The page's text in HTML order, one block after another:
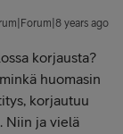
years ago
korjausta?
huomasin
korjautuu
Niin ja vielä